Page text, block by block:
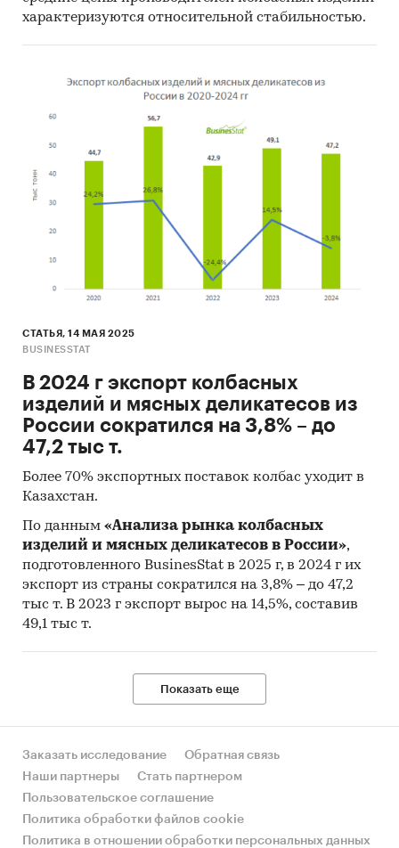
характеризуются относительной стабильностью.
СТАТЬЯ, 14 МАЯ 2025
BUSINESSTAT
В 2024 г экспорт колбасных
изделий и мясных деликатесов из
России сократился на 3,8% – до
47,2 тыс т.
Более 70% экспортных поставок колбас уходит в
Казахстан.
По данным «Анализа рынка колбасных
изделий и мясных деликатесов в России»,
подготовленного BusinesStat в 2025 г, в 2024 г их
экспорт из страны сократился на 3,8% – до 47,2
тыс т. В 2023 г экспорт вырос на 14,5%, составив
49,1 тыс т.
Показать еще
Заказать исследование
Обратная связь
Наши партнеры
Стать партнером
Пользовательское соглашение
Политика обработки файлов cookie
Политика в отношении обработки персональных данных